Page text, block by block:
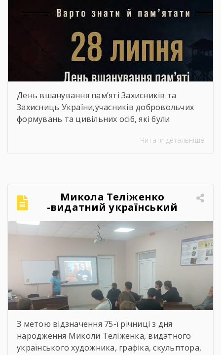
День вшанування пам’яті Захисників та
Захисниць України,учасників добровольчих
формувань та цивільних осіб, які були
Читати детальніше
Микола Теліженко
-видатний український
художник, графік,
скульптор, майстер
декоративно-ужиткового
мистецтва
З метою відзначення 75-ї річниці з дня
народження Миколи Теліженка, видатного
українського художника, графіка, скульптора,